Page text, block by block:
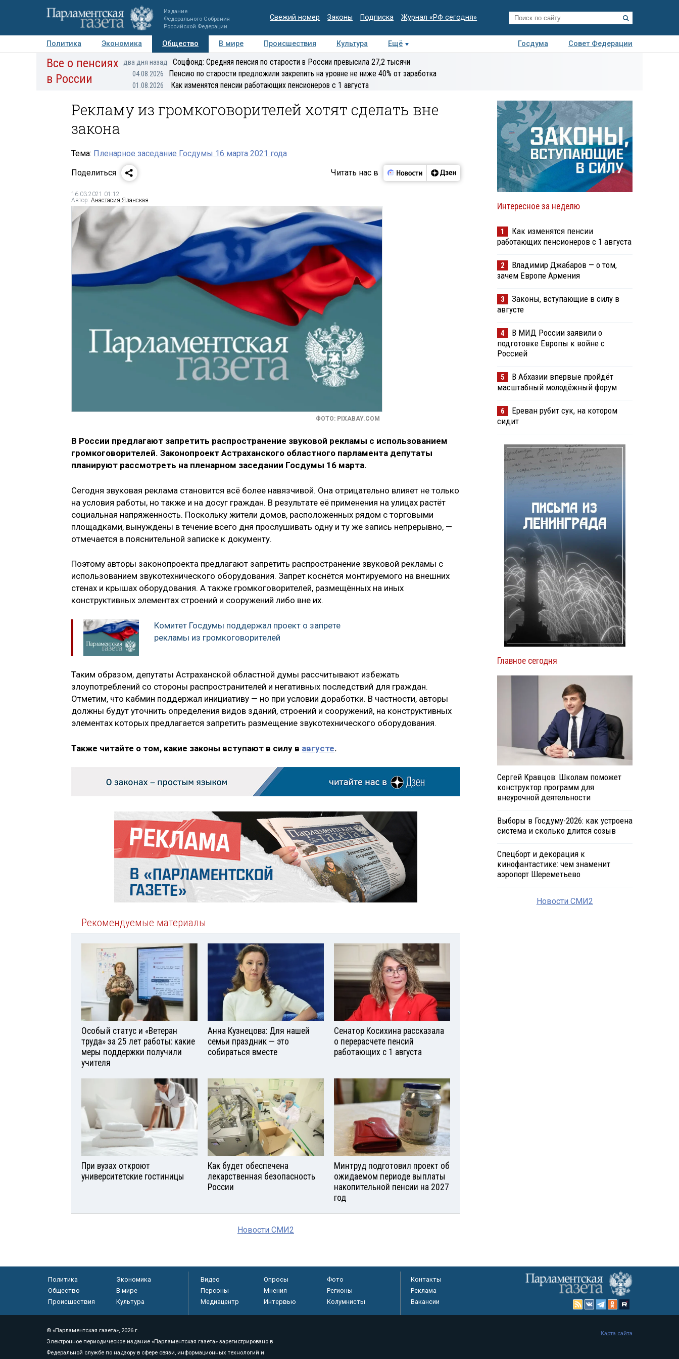
Издание
Федерального Собрания
Российской Федерации
Свежий номер Законы Подписка Журнал «РФ сегодня»
Политика Экономика Общество В мире Происшествия Культура Ещё Госдума
Совет Федерации
Авторы Персоны Мнения Регионы Медиацентр Интервью Колумнисты
Все о пенсиях
в России
два дня назад Соцфонд: Средняя пенсия по старости в России превысила 27,2 тысячи
04.08.2026 Пенсию по старости предложили закрепить на уровне не ниже 40% от заработка
01.08.2026 Как изменятся пенсии работающих пенсионеров с 1 августа
Рекламу из громкоговорителей хотят сделать вне
закона
Тема: Пленарное заседание Госдумы 16 марта 2021 года
Поделиться
Читать нас в
16.03.2021 01:12
Автор: Анастасия Яланская
ФОТО: PIXABAY.COM
В России предлагают запретить распространение звуковой рекламы с использованием
громкоговорителей. Законопроект Астраханского областного парламента депутаты
планируют рассмотреть на пленарном заседании Госдумы 16 марта.
Сегодня звуковая реклама становится всё более навязчивой. Она отрицательно влияет не только
на условия работы, но также и на досуг граждан. В результате её применения на улицах растёт
социальная напряженность. Поскольку жители домов, расположенных рядом с торговыми
площадками, вынуждены в течение всего дня прослушивать одну и ту же запись непрерывно, —
отмечается в пояснительной записке к документу.
Поэтому авторы законопроекта предлагают запретить распространение звуковой рекламы с
использованием звукотехнического оборудования. Запрет коснётся монтируемого на внешних
стенах и крышах оборудования. А также громкоговорителей, размещённых на иных
конструктивных элементах строений и сооружений либо вне их.
Комитет Госдумы поддержал проект о запрете
рекламы из громкоговорителей
Таким образом, депутаты Астраханской областной думы рассчитывают избежать
злоупотреблений со стороны распространителей и негативных последствий для граждан.
Отметим, что кабмин поддержал инициативу — но при условии доработки. В частности, авторы
должны будут уточнить определения видов зданий, строений и сооружений, на конструктивных
элементах которых предлагается запретить размещение звукотехнического оборудования.
Также читайте о том, какие законы вступают в силу в августе.
Рекомендуемые материалы
Особый статус и «Ветеран
труда» за 25 лет работы: какие
меры поддержки получили
учителя
Анна Кузнецова: Для нашей
семьи праздник — это
собираться вместе
Сенатор Косихина рассказала
о перерасчете пенсий
работающих с 1 августа
При вузах откроют
университетские гостиницы
Как будет обеспечена
лекарственная безопасность
России
Минтруд подготовил проект об
ожидаемом периоде выплаты
накопительной пенсии на 2027
год
Новости СМИ2
Интересное за неделю
1
Как изменятся пенсии
работающих пенсионеров с 1 августа
2
Владимир Джабаров — о том,
зачем Европе Армения
3
Законы, вступающие в силу в
августе
4
В МИД России заявили о
подготовке Европы к войне с
Россией
5
В Абхазии впервые пройдёт
масштабный молодёжный форум
6
Ереван рубит сук, на котором
сидит
Главное сегодня
Сергей Кравцов: Школам поможет
конструктор программ для
внеурочной деятельности
Выборы в Госдуму-2026: как устроена
система и сколько длится созыв
Спецборт и декорация к
кинофантастике: чем знаменит
аэропорт Шереметьево
Новости СМИ2
Политика
Экономика
Общество
В мире
Происшествия
Культура
Видео Опросы
Фото
Персоны
Мнения
Регионы
Медиацентр
Интервью Колумнисты
Контакты
Реклама
Вакансии
© «Парламентская газета», 2026 г.
Электронное периодическое издание «Парламентская газета» зарегистрировано в
Федеральной службе по надзору в сфере связи, информационных технологий и
Карта сайта